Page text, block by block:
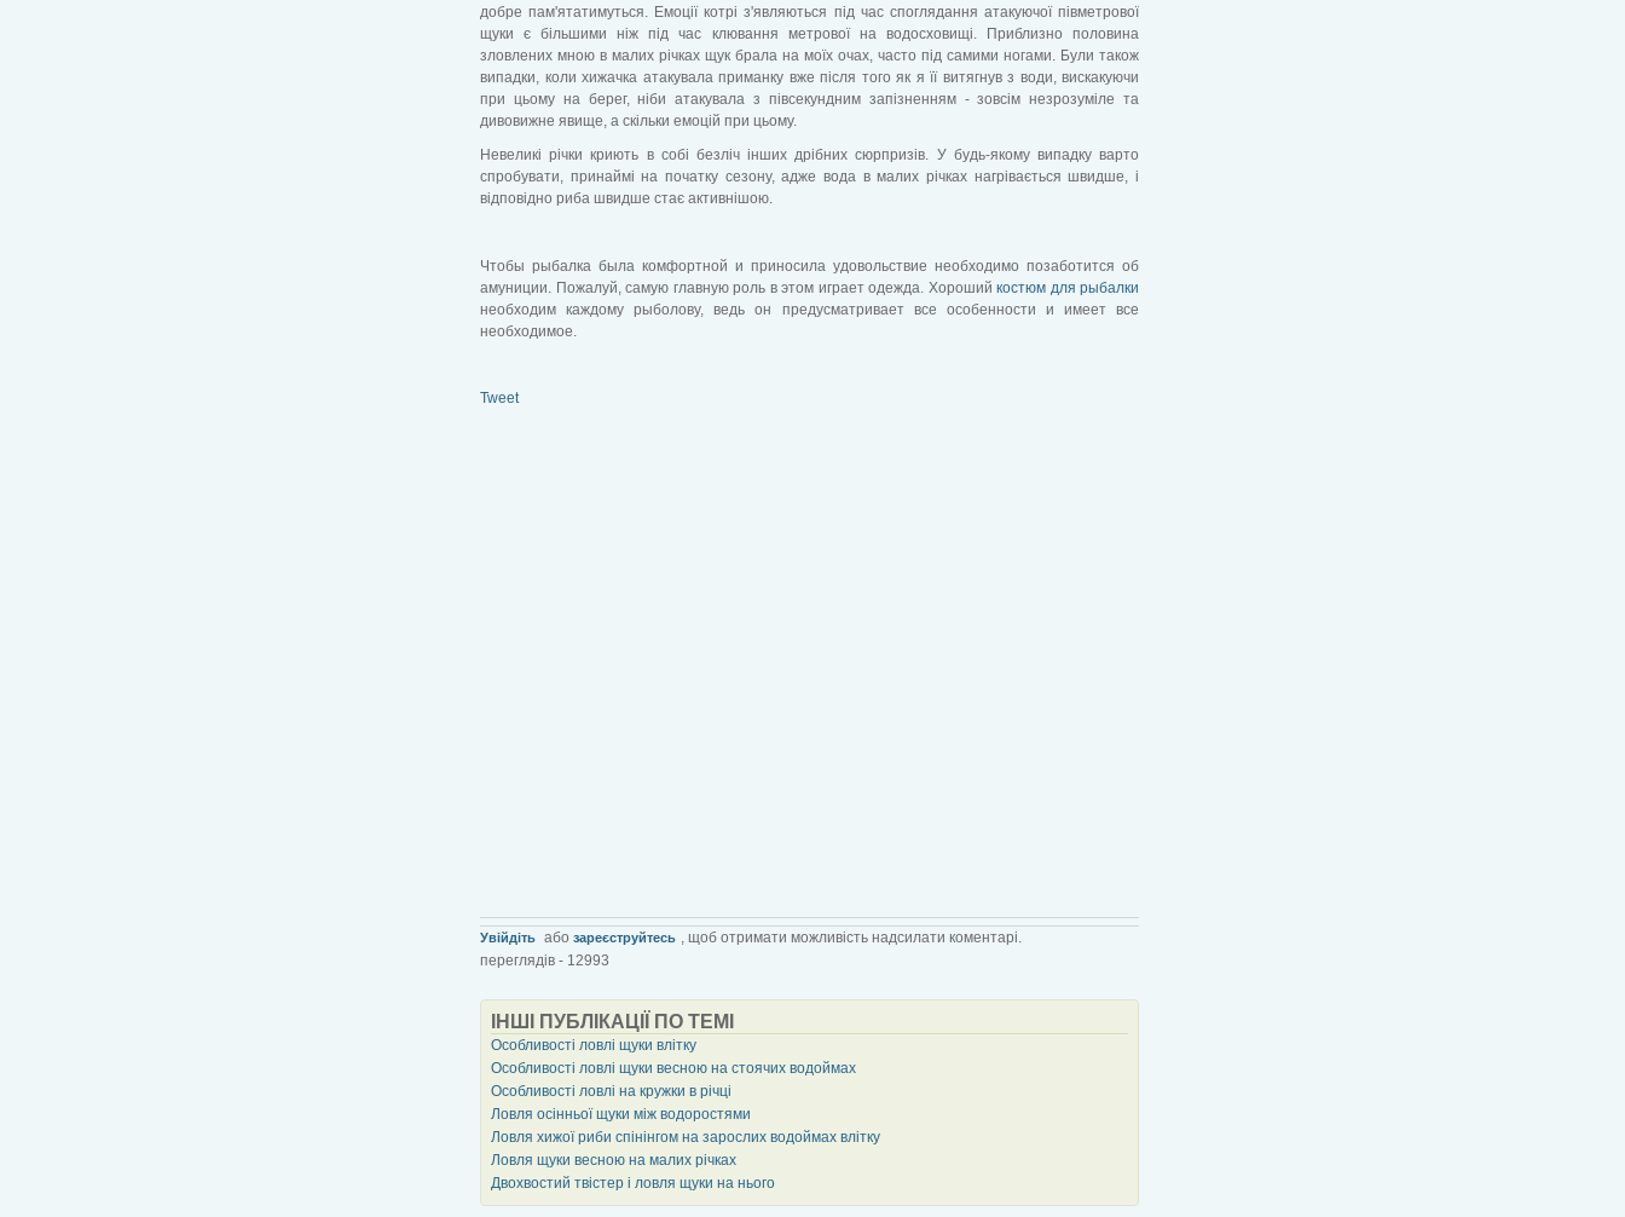
добре пам'ятатимуться. Емоції котрі з'являються під час споглядання атакуючої півметрової
щуки є більшими ніж під час клювання метрової на водосховищі. Приблизно половина
зловлених мною в малих річках щук брала на моїх очах, часто під самими ногами. Були також
випадки, коли хижачка атакувала приманку вже після того як я її витягнув з води, вискакуючи
при цьому на берег, ніби атакувала з півсекундним запізненням - зовсім незрозуміле та
дивовижне явище, а скільки емоцій при цьому.
Невеликі річки криють в собі безліч інших дрібних сюрпризів. У будь-якому випадку варто
спробувати, принаймі на початку сезону, адже вода в малих річках нагрівається швидше, і
відповідно риба швидше стає активнішою.
Чтобы рыбалка была комфортной и приносила удовольствие необходимо позаботится об
амуниции. Пожалуй, самую главную роль в этом играет одежда. Хороший костюм для рыбалки
необходим каждому рыболову, ведь он предусматривает все особенности и имеет все
необходимое.
Tweet
Увійдіть або зареєструйтесь , щоб отримати можливість надсилати коментарі.
переглядів - 12993
ІНШІ ПУБЛІКАЦІЇ ПО ТЕМІ
Особливості ловлі щуки влітку
Особливості ловлі щуки весною на стоячих водоймах
Особливості ловлі на кружки в річці
Ловля осінньої щуки між водоростями
Ловля хижої риби спінінгом на зарослих водоймах влітку
Ловля щуки весною на малих річках
Двохвостий твістер і ловля щуки на нього